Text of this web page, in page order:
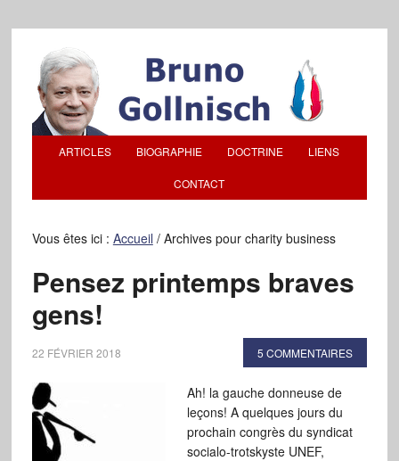
ARTICLES BIOGRAPHIE DOCTRINE LIENS
CONTACT
Vous êtes ici : Accueil /Archives pour charity business
Pensez printemps braves
gens!
22 FÉVRIER 2018 5 COMMENTAIRES
Ah! la gauche donneuse de
leçons! A quelques jours du
prochain congrès du syndicat
socialo-trotskyste UNEF,